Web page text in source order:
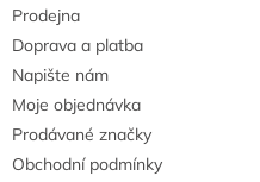
Prodejna
Doprava a platba
Napište nám
Moje objednávka
Prodávané značky
Obchodní podmínky